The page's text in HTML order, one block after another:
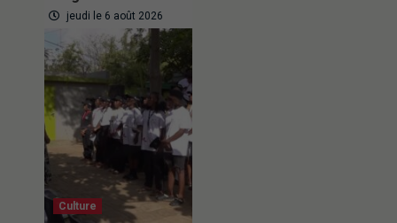
jeudi le 6 août 2026
Culture